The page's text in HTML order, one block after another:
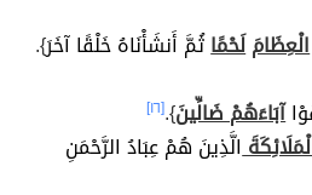
الْعِظَامَلَحْمًاثُمَّ أَنشَأْنَاهُ خَلْقًا آخَرَ}.
آبَاءَهُمْ ضَالِّينَ}.[١٦]
الَّذِينَ هُمْ عِبَادُ الرَّحْمَنِ